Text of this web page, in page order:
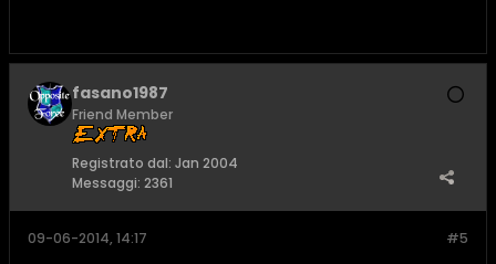
fasano1987
Friend Member
Registrato dal: Jan 2004
Messaggi: 2361
#5
09-06-2014, 14:17